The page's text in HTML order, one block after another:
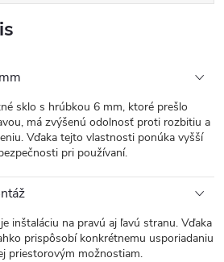
sklo s hrúbkou 6 mm, ktoré prešlo
má zvýšenú odolnosť proti rozbitiu a
Vďaka tejto vlastnosti ponúka vyšší
pri používaní.
inštaláciu na pravú aj ľavú stranu. Vďaka
prispôsobí konkrétnemu usporiadaniu
priestorovým možnostiam.